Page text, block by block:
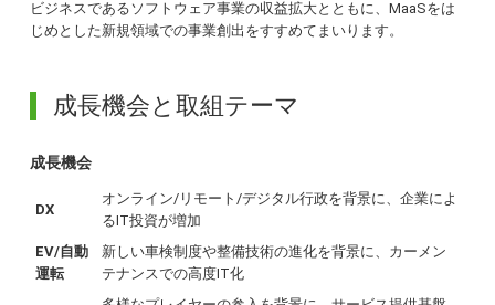
ビジネスであるソフトウェア事業の収益拡大とともに、MaaSをは
じめとした新規領域での事業創出をすすめてまいります。
成長機会と取組テーマ
成長機会
DX
オンライン/リモート/デジタル行政を背景に、企業によ
るIT投資が増加
EV/自動
運転
新しい車検制度や整備技術の進化を背景に、カーメン
テナンスでの高度IT化